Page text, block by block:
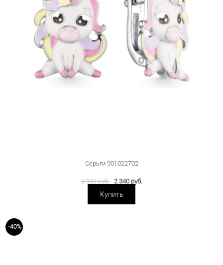
Серьги 901022702
3 900 руб. 2 340 руб.
Купить
-40%